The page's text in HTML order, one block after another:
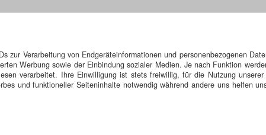
zur Verarbeitung von Endgeräteinformationen und personenbezogenen
Werbung sowie der Einbindung sozialer Medien. Je nach Funktion
verarbeitet. Ihre Einwilligung ist stets freiwillig, für die Nutzung
und funktioneller Seiteninhalte notwendig während andere uns helfen